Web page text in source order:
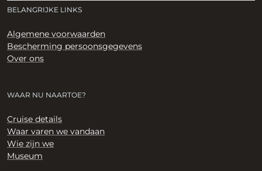
BELANGRIJKE LINKS
Algemene voorwaarden
Bescherming persoonsgegevens
Over ons
WAAR NU NAARTOE?
Cruise details
Waar varen we vandaan
Wie zijn we
Museum